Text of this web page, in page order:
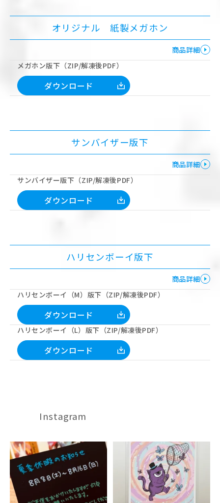
オリジナル 紙製メガホン
商品詳細
メガホン版下（ZIP/解凍後PDF）
ダウンロード
サンバイザー版下
商品詳細
サンバイザー版下（ZIP/解凍後PDF）
ダウンロード
ハリセンボーイ版下
商品詳細
ハリセンボーイ（M）版下（ZIP/解凍後PDF）
ダウンロード
ハリセンボーイ（L）版下（ZIP/解凍後PDF）
ダウンロード
Instagram